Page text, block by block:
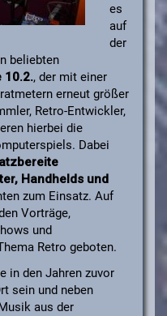
es
auf
der
beliebten
10.2., der mit einer
erneut größer
Retro-Entwickler,
hierbei die
Dabei
Handhelds und
zum Einsatz. Auf
Vorträge,
und
Retro geboten.
in den Jahren zuvor
sein und neben
aus der